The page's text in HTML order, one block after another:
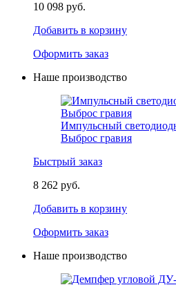
10 098 руб.
Добавить в корзину
Оформить заказ
Наше производство
Импульсный
Выброс гравия
Быстрый заказ
8 262 руб.
Добавить в корзину
Оформить заказ
Наше производство